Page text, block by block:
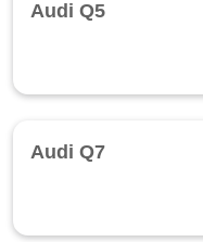
Audi Q5
Audi Q7